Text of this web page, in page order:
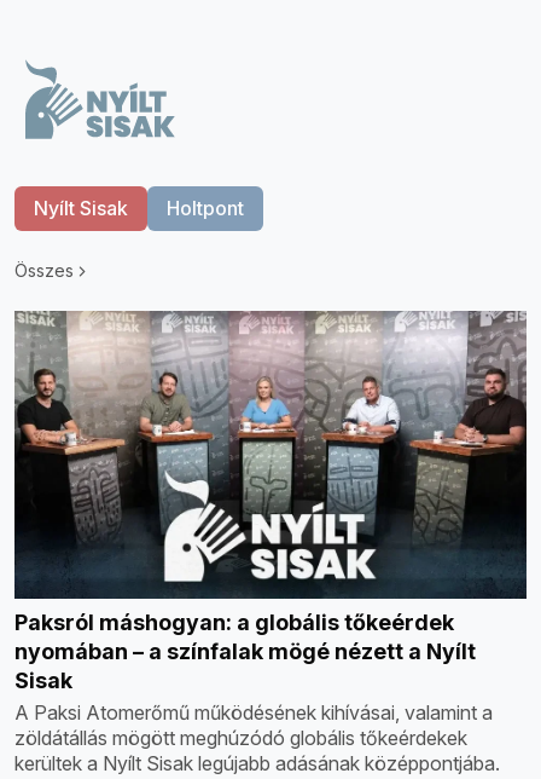
Nyílt Sisak Holtpont
Összes
Paksról máshogyan: a globális tőkeérdek
nyomában – a színfalak mögé nézett a Nyílt
Sisak
A Paksi Atomerőmű működésének kihívásai, valamint a
zöldátállás mögött meghúzódó globális tőkeérdekek
kerültek a Nyílt Sisak legújabb adásának középpontjába.